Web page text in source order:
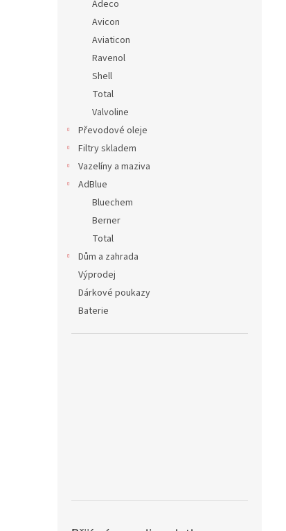
Adeco
Avicon
Aviaticon
Ravenol
Shell
Total
Valvoline
Převodové oleje
Filtry skladem
Vazelíny a maziva
AdBlue
Bluechem
Berner
Total
Dům a zahrada
Výprodej
Dárkové poukazy
Baterie